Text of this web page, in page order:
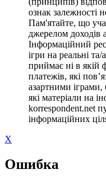
ознак залежності
Пам'ятайте, що
джерелом доходів
Інформаційний
ігри на реальні
приймає ні в якій
платежів, які
азартними іграми,
які матеріали на
korrespondent.net
інформаційних
X
Ошибка